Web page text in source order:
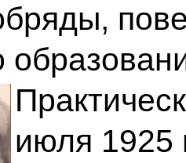
июля 1925